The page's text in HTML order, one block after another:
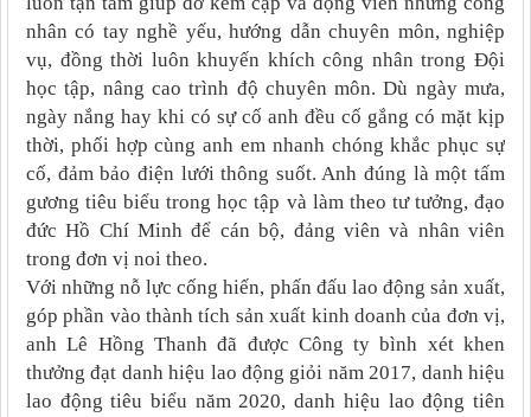
nhân có tay nghề yếu, hướng dẫn chuyên môn, nghiệp
vụ, đồng thời luôn khuyến khích công nhân trong Đội
học tập, nâng cao trình độ chuyên môn. Dù ngày mưa,
ngày nắng hay khi có sự cố anh đều cố gắng có mặt kịp
thời, phối hợp cùng anh em nhanh chóng khắc phục sự
cố, đảm bảo điện lưới thông suốt. Anh đúng là một tấm
gương tiêu biểu trong học tập và làm theo tư tưởng, đạo
đức Hồ Chí Minh để cán bộ, đảng viên và nhân viên
trong đơn vị noi theo.
Với những nỗ lực cống hiến, phấn đấu lao động sản xuất,
góp phần vào thành tích sản xuất kinh doanh của đơn vị,
anh Lê Hồng Thanh đã được Công ty bình xét khen
thưởng đạt danh hiệu lao động giỏi năm 2017, danh hiệu
lao động tiêu biểu năm 2020, danh hiệu lao động tiên